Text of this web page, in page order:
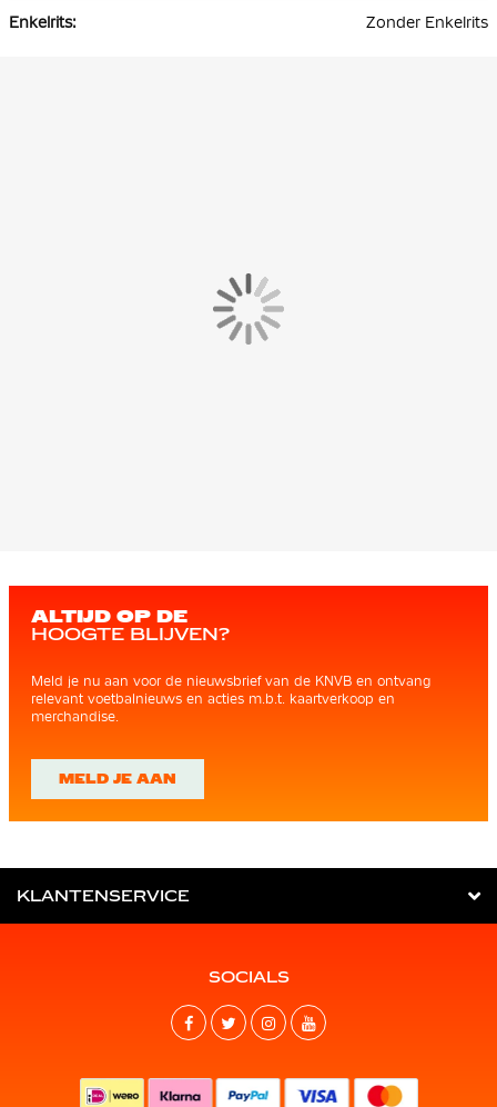
Zonder Enkelrits
ALTIJD OP DE
HOOGTE BLIJVEN?
Meld je nu aan voor de nieuwsbrief van de KNVB en ontvang
relevant voetbalnieuws en acties m.b.t. kaartverkoop en
merchandise.
MELD JE AAN
KLANTENSERVICE
SOCIALS